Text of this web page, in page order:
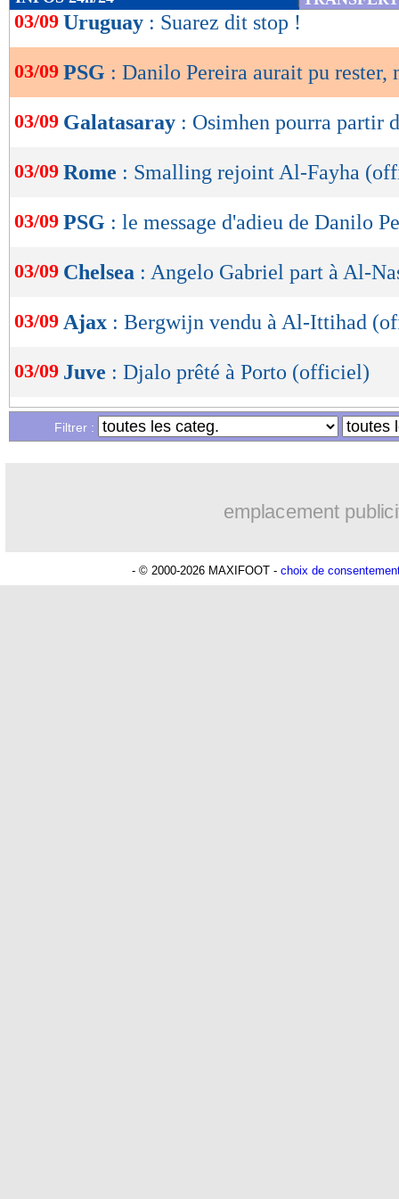
de
OK
03/09 Uruguay : Suarez dit stop !
03/09 PSG : Danilo Pereira aurait pu rester,
03/09 Galatasaray : Osimhen pourra partir
03/09 Rome : Smalling rejoint Al-Fayha
03/09 PSG : le message d'adieu de Danilo
03/09 Chelsea : Angelo Gabriel part à Al-
03/09 Ajax : Bergwijn vendu à Al-Ittihad
03/09 Juve : Djalo prêté à Porto (officiel)
Liste des brèves du lun. 2 septembre
Filtrer :
emplacement
- © 2000-2026 MAXIFOOT - choix de